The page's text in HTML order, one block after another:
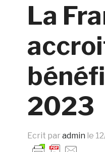
La
2023
Ecrit par admin le